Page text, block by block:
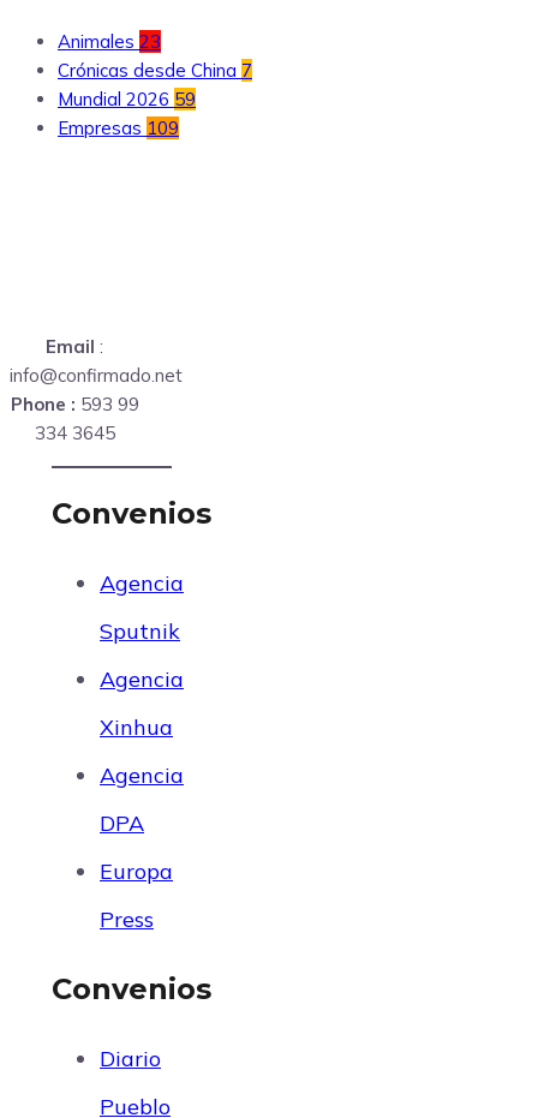
Animales 23
Crónicas desde China 7
Mundial 2026 59
Empresas 109
Email :
info@confirmado.net
Phone : 593 99
334 3645
Convenios
Agencia
Sputnik
Agencia
Xinhua
Agencia
DPA
Europa
Press
Convenios
Diario
Pueblo